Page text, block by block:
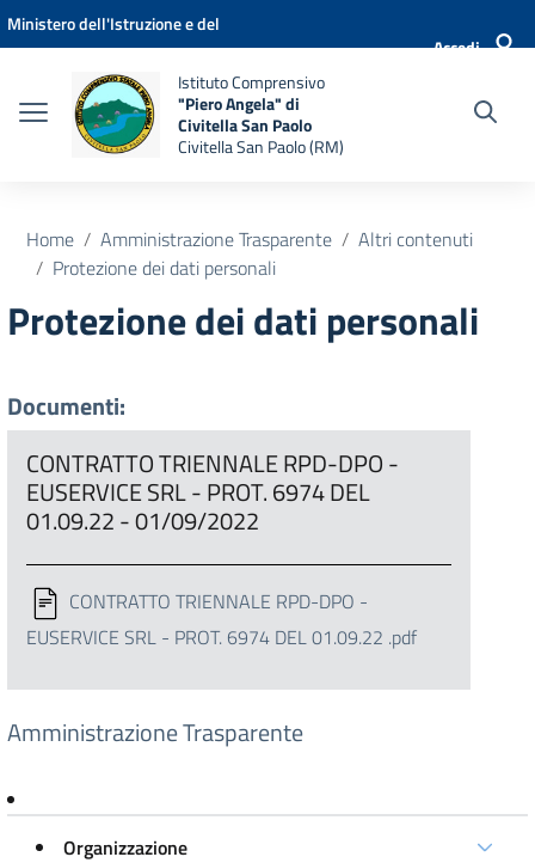
Vai ai contenuti
Vai al menu di navigazione
Vai al footer
Ministero dell'Istruzione e del
Accedi
Istituto Comprensivo
"Piero Angela" di
Civitella San Paolo
Civitella San Paolo (RM)
Home Amministrazione Trasparente
Altri contenuti
Protezione dei dati personali
Protezione dei dati personali
Documenti:
CONTRATTO TRIENNALE RPD-DPO -
EUSERVICE SRL - PROT. 6974 DEL
01.09.22 - 01/09/2022
CONTRATTO TRIENNALE RPD-DPO -
EUSERVICE SRL - PROT. 6974 DEL 01.09.22 .pdf
Amministrazione Trasparente
Organizzazione